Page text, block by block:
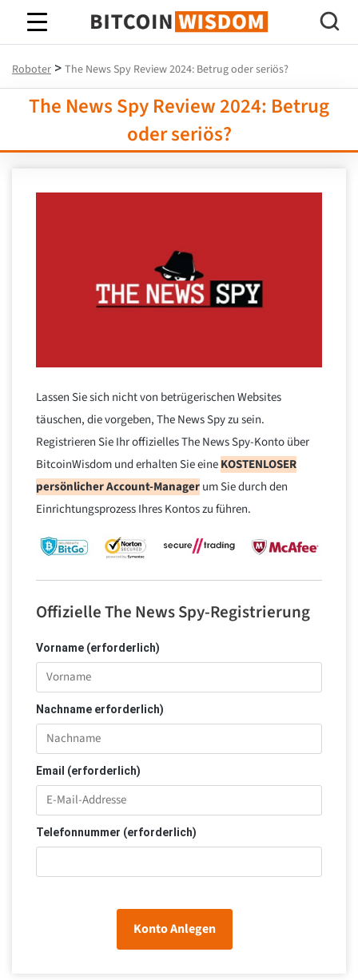
Bitcoin-Weisheit
Roboter > The News Spy Review 2024: Betrug oder seriös?
The News Spy Review 2024: Betrug
oder seriös?
Lassen Sie sich nicht von betrügerischen Websites
täuschen, die vorgeben, The News Spy zu sein.
Registrieren Sie Ihr offizielles The News Spy-Konto über
BitcoinWisdom und erhalten Sie eineKOSTENLOSER
persönlicher Account-Managerum Sie durch den
Einrichtungsprozess Ihres Kontos zu führen.
Offizielle The News Spy-Registrierung
Vorname (erforderlich)
Nachname erforderlich)
Email (erforderlich)
Telefonnummer (erforderlich)
Konto Anlegen